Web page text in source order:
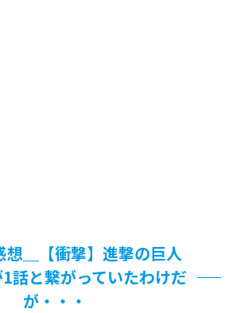
想＿【衝撃】進撃の巨人
話と繋がっていたわけだ
が・・・